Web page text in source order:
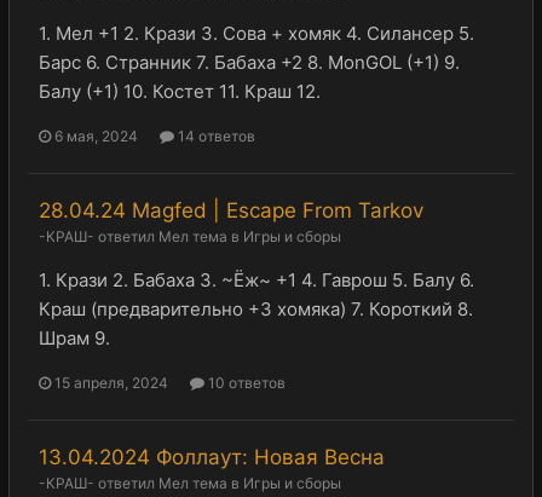
1. Мел +1 2. Крази 3. Сова + хомяк 4. Силансер 5.
Барс 6. Странник 7. Бабаха +2 8. MonGOL (+1) 9.
Балу (+1) 10. Костет 11. Краш 12.
6 мая, 2024 14 ответов
28.04.24 Magfed | Escape From Tarkov
-КРАШ- ответил Мел тема в Игры и сборы
1. Крази 2. Бабаха 3. ~Ёж~ +1 4. Гаврош 5. Балу 6.
Краш (предварительно +3 хомяка) 7. Короткий 8.
Шрам 9.
15 апреля, 2024 10 ответов
13.04.2024 Фоллаут: Новая Весна
-КРАШ- ответил Мел тема в Игры и сборы